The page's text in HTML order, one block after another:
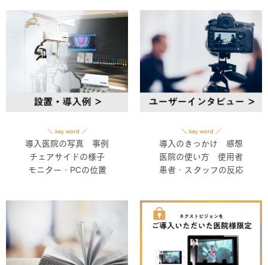
＼ key word ／
導入医院の写真 事例
チェアサイドの様子
モニター・PCの位置
＼ key word ／
導入のきっかけ 感想
医院の使い方 使用者
患者・スタッフの反応